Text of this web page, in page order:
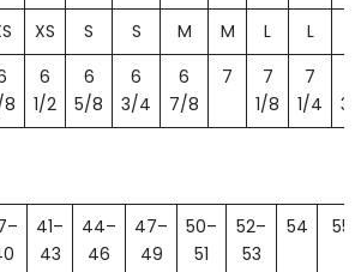
XS S S M M L L
6
1/2
6
5/8
6
3/4
6
7/8
7
7
1/8
7
1/4
41–
43
44–
46
47–
49
50–
51
52–
53
54 55